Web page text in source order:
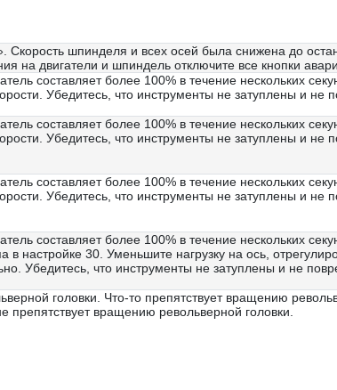
Скорость шпинделя и всех осей была снижена до
на двигатели и шпиндель отключите все кнопки
составляет более 100% в течение нескольких
Убедитесь, что инструменты не затуплены и не
составляет более 100% в течение нескольких
Убедитесь, что инструменты не затуплены и не
составляет более 100% в течение нескольких
Убедитесь, что инструменты не затуплены и не
составляет более 100% в течение нескольких
настройке 30. Уменьшите нагрузку на ось,
Убедитесь, что инструменты не затуплены и не
головки. Что-то препятствует вращению
препятствует вращению револьверной головки.